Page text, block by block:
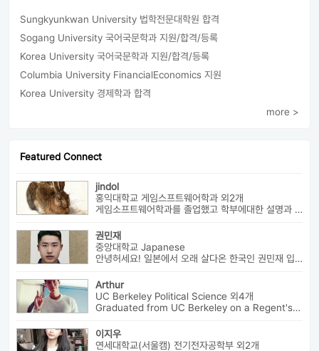
Sungkyunkwan University 법학전문대학원 합격
Sogang University 국어국문학과 지원/합격/등록
Korea University 국어국문학과 지원/합격/등록
Columbia University FinancialEconomics 지원
Korea University 경제학과 합격
more >
Featured Connect
jindol
홍익대학교 게임스프트웨어학과 외2개
게임소프트웨어학과를 졸업했고 학부에대한 설명과 진로에대해서 알려드릴수 ...
권민재
중앙대학교 Japanese
안녕허세요! 일본에서 오래 살다온 한국인 권민재 입니다. 16년간 설고...
Arthur
UC Berkeley Political Science 외4개
Graduated from UC Berkeley on a Regent's Scholarship. Af...
이지우
연세대학교(서울캠) 전기전자공학부 외2개